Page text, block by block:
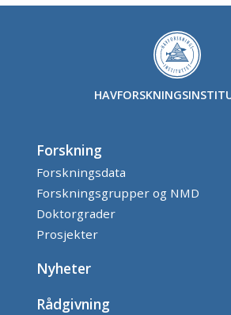
Forskning
Forskningsdata
Forskningsgrupper og NMD
Doktorgrader
Prosjekter
Nyheter
Rådgivning